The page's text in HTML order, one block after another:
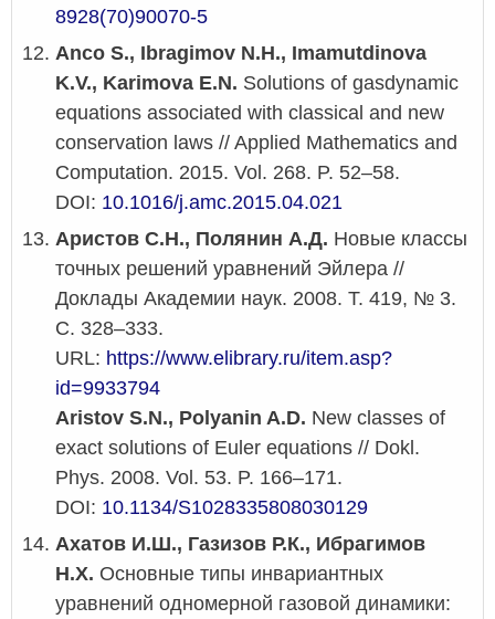
8928(70)90070-5
Anco S., Ibragimov N.H., Imamutdinova
K.V., Karimova E.N. Solutions of gasdynamic
equations associated with classical and new
conservation laws // Applied Mathematics and
Computation. 2015. Vol. 268. P. 52–58.
DOI: 10.1016/j.amc.2015.04.021
Аристов С.Н., Полянин А.Д. Новые классы
точных решений уравнений Эйлера //
Доклады Академии наук. 2008. Т. 419, № 3.
С. 328–333.
URL: https://www.elibrary.ru/item.asp?
id=9933794
Aristov S.N., Polyanin A.D. New classes of
exact solutions of Euler equations // Dokl.
Phys. 2008. Vol. 53. P. 166–171.
DOI: 10.1134/S1028335808030129
Ахатов И.Ш., Газизов Р.К., Ибрагимов
Н.Х. Основные типы инвариантных
уравнений одномерной газовой динамики: